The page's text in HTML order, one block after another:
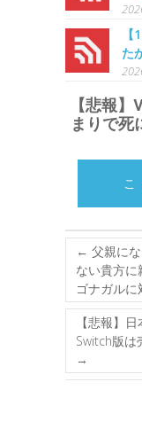
た
【悲報
まりで
← 父親に
ない貴方に
ゴナガルに
【悲報】
Switch版は
→